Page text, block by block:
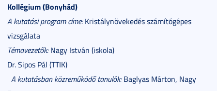
Kollégium (Bonyhád)
A kutatási program címe:Kristálynövekedés számítógépes
vizsgálata
Témavezetők:Nagy István (iskola)
Dr. Sipos Pál (TTIK)
A kutatásban közreműködő tanulók:Baglyas Márton, Nagy